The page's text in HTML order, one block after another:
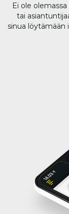
Ei ole
tai
sinua löytämään